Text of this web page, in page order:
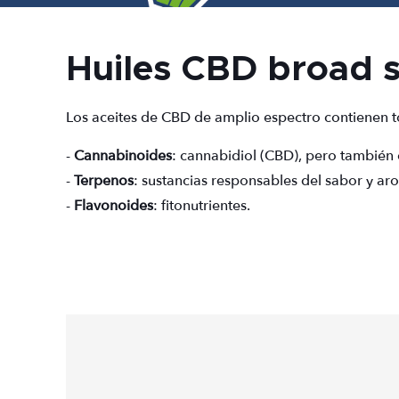
Huiles CBD broad
Los aceites de CBD de amplio espectro
-Cannabinoides: cannabidiol (CBD), pero también
-Terpenos: sustancias responsables del sabor y
- Flavonoides: fitonutrientes.